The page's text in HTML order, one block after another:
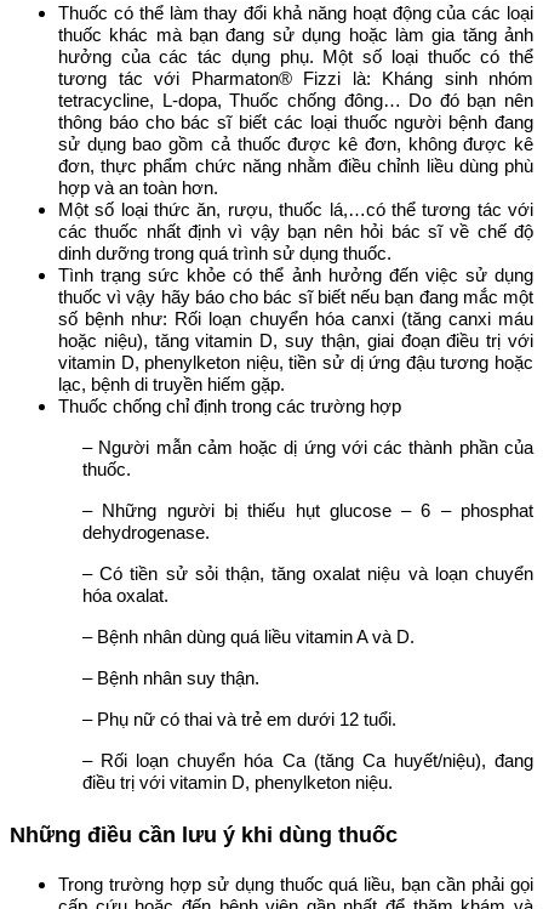
Thuốc có thể làm thay đổi khả năng hoạt động của các loại
thuốc khác mà bạn đang sử dụng hoặc làm gia tăng ảnh
hưởng của các tác dụng phụ. Một số loại thuốc có thể
tương tác với Pharmaton® Fizzi là: Kháng sinh nhóm
tetracycline, L-dopa,Thuốc chống đông… Do đó bạn nên
thông báo cho bác sĩ biết các loại thuốc người bệnh đang
sử dụng bao gồm cả thuốc được kê đơn, không được kê
đơn, thực phẩm chức năng nhằm điều chỉnh liều dùng phù
hợp và an toàn hơn.
Một số loại thức ăn, rượu, thuốc lá,…có thể tương tác với
các thuốc nhất định vì vậy bạn nên hỏi bác sĩ về chế độ
dinh dưỡng trong quá trình sử dụng thuốc.
Tình trạng sức khỏe có thể ảnh hưởng đến việc sử dụng
thuốc vì vậy hãy báo cho bác sĩ biết nếu bạn đang mắc một
số bệnh như: Rối loạn chuyển hóa canxi (tăng canxi máu
hoặc niệu), tăng vitamin D, suy thận, giai đoạn điều trị với
vitamin D, phenylketon niệu, tiền sử dị ứng đậu tương hoặc
lạc, bệnh di truyền hiếm gặp.
Thuốc chống chỉ định trong các trường hợp
– Người mẫn cảm hoặc dị ứng với các thành phần của
thuốc.
– Những người bị thiếu hụt glucose – 6 – phosphat
dehydrogenase.
– Có tiền sử sỏi thận, tăng oxalat niệu và loạn chuyển
hóa oxalat.
– Bệnh nhân dùng quá liều vitamin A và D.
– Bệnh nhân suy thận.
– Phụ nữ có thai và trẻ em dưới 12 tuổi.
– Rối loạn chuyển hóa Ca (tăng Ca huyết/niệu), đang
điều trị với vitamin D, phenylketon niệu.
Những điều cần lưu ý khi dùng thuốc
Trong trường hợp sử dụng thuốc quá liều, bạn cần phải gọi